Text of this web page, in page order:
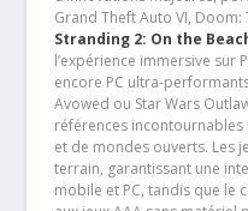
Grand Theft Auto VI, Doom:
Stranding 2: On the
l’expérience immersive sur
encore PC ultra-
Avowed ou Star Wars
références
et de mondes ouverts. Les
terrain, garantissant une
mobile et PC, tandis que le